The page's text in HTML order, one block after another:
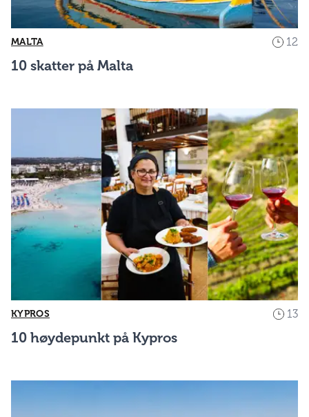
MALTA 12
10 skatter på Malta
KYPROS 13
10 høydepunkt på Kypros